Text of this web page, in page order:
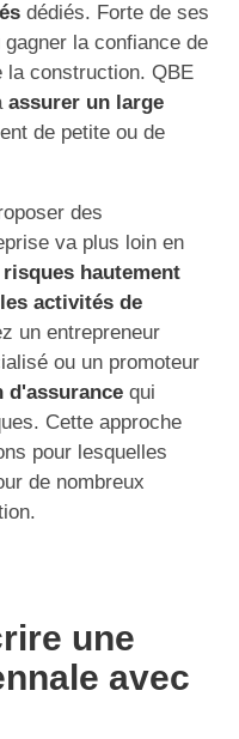
dédiés. Forte de ses
la confiance de
construction. QBE
assurer un large
de petite ou de
des
va plus loin en
hautement
activités de
un entrepreneur
ou un promoteur
d'assurancequi
Cette approche
pour lesquelles
de nombreux
une
avec